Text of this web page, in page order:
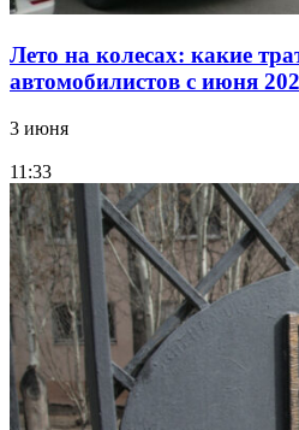
Лето на колесах: какие
автомобилистов с июня
3 июня
11:33